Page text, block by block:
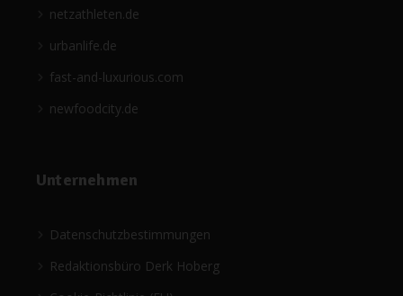
netzathleten.de
urbanlife.de
fast-and-luxurious.com
newfoodcity.de
Unternehmen
Datenschutzbestimmungen
Redaktionsbüro Derk Hoberg